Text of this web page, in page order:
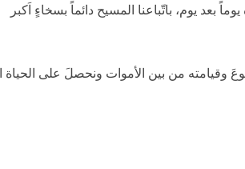
بعد يوم، باتّباعنا المسيح دائماً بسخاءٍ اَكبر
وقيامته من بين الأموات ونحصلَ على الحياة